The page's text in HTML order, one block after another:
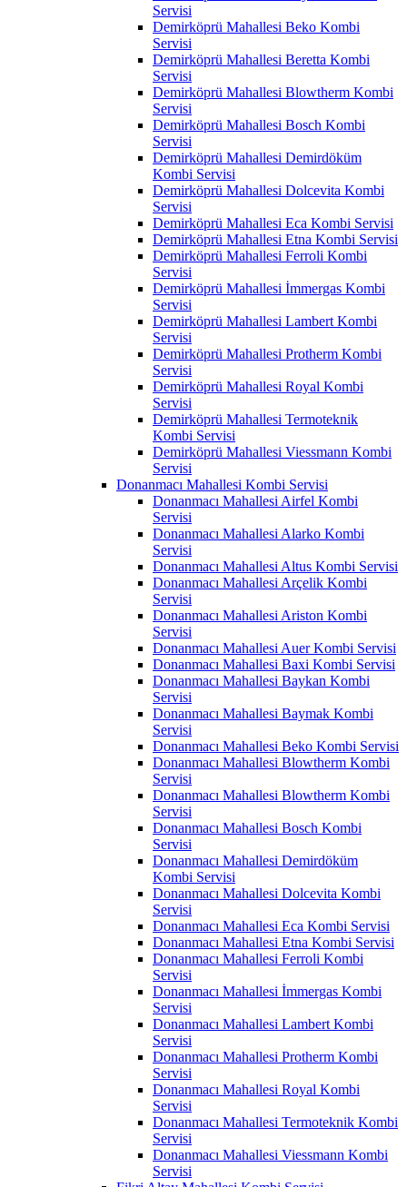
Servisi
Demirköprü Mahallesi Beko Kombi
Servisi
Demirköprü Mahallesi Beretta Kombi
Servisi
Demirköprü Mahallesi Blowtherm Kombi
Servisi
Demirköprü Mahallesi Bosch Kombi
Servisi
Demirköprü Mahallesi Demirdöküm
Kombi Servisi
Demirköprü Mahallesi Dolcevita Kombi
Servisi
Demirköprü Mahallesi Eca Kombi Servisi
Demirköprü Mahallesi Etna Kombi Servisi
Demirköprü Mahallesi Ferroli Kombi
Servisi
Demirköprü Mahallesi İmmergas Kombi
Servisi
Demirköprü Mahallesi Lambert Kombi
Servisi
Demirköprü Mahallesi Protherm Kombi
Servisi
Demirköprü Mahallesi Royal Kombi
Servisi
Demirköprü Mahallesi Termoteknik
Kombi Servisi
Demirköprü Mahallesi Viessmann Kombi
Servisi
Donanmacı Mahallesi Kombi Servisi
Donanmacı Mahallesi Airfel Kombi
Servisi
Donanmacı Mahallesi Alarko Kombi
Servisi
Donanmacı Mahallesi Altus Kombi Servisi
Donanmacı Mahallesi Arçelik Kombi
Servisi
Donanmacı Mahallesi Ariston Kombi
Servisi
Donanmacı Mahallesi Auer Kombi Servisi
Donanmacı Mahallesi Baxi Kombi Servisi
Donanmacı Mahallesi Baykan Kombi
Servisi
Donanmacı Mahallesi Baymak Kombi
Servisi
Donanmacı Mahallesi Beko Kombi Servisi
Donanmacı Mahallesi Blowtherm Kombi
Servisi
Donanmacı Mahallesi Blowtherm Kombi
Servisi
Donanmacı Mahallesi Bosch Kombi
Servisi
Donanmacı Mahallesi Demirdöküm
Kombi Servisi
Donanmacı Mahallesi Dolcevita Kombi
Servisi
Donanmacı Mahallesi Eca Kombi Servisi
Donanmacı Mahallesi Etna Kombi Servisi
Donanmacı Mahallesi Ferroli Kombi
Servisi
Donanmacı Mahallesi İmmergas Kombi
Servisi
Donanmacı Mahallesi Lambert Kombi
Servisi
Donanmacı Mahallesi Protherm Kombi
Servisi
Donanmacı Mahallesi Royal Kombi
Servisi
Donanmacı Mahallesi Termoteknik Kombi
Servisi
Donanmacı Mahallesi Viessmann Kombi
Servisi